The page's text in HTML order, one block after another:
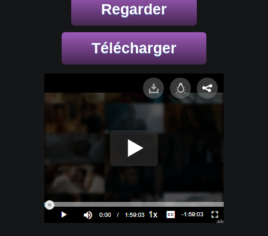
Regarder
Télécharger
ads